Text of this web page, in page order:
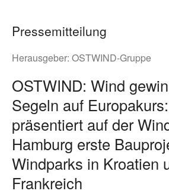
Pressemitteilung
Herausgeber: OSTWIND-Gruppe
OSTWIND: Wind
Segeln auf
präsentiert auf der
Hamburg erste
Windparks in Kroatien
Frankreich